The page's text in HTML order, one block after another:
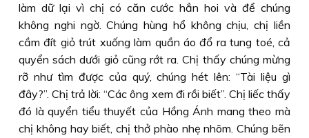
làm dữ lại vì chị có căn cước hẳn hoi và để chúng
không nghi ngờ. Chúng hùng hổ không chịu, chị liền
cầm đít giỏ trút xuống làm quần áo đổ ra tung toé, cả
quyển sách dưới giỏ cũng rớt ra. Chị thấy chúng mừng
rỡ như tìm được của quý, chúng hét lên: “Tài liệu gì
đây?”. Chị trả lời: “Các ông xem đi rồi biết”. Chị liếc thấy
đó là quyển tiểu thuyết của Hồng Ánh mang theo mà
chị không hay biết, chị thở phào nhẹ nhõm. Chúng bẽn